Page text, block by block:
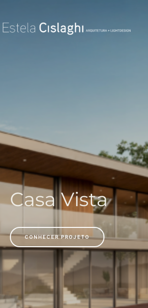
Casa Vista
CONHECER PROJETO